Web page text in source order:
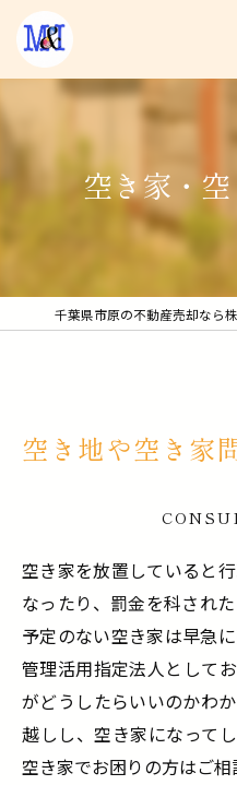
空き家・
空き地や空き家
空き家を放置していると
なったり、罰金を科され
予定のない空き家は早急
管理活用指定法人として
がどうしたらいいのかわ
越しし、空き家になって
空き家でお困りの方はご相